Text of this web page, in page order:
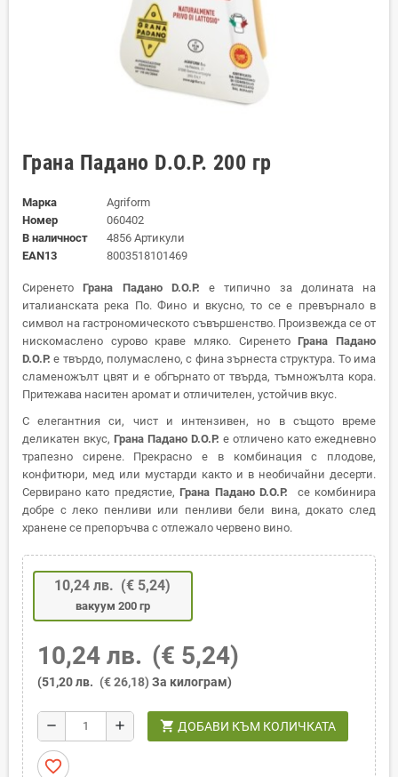
Грана Падано D.O.P. 200 гр
Марка
Agriform
Номер
060402
В наличност
4856 Артикули
EAN13
8003518101469
СиренетоГрана Падано D.O.P. е типично за долината на
италианската река По. Фино и вкусно, то се е превърнало в
символ на гастрономическото съвършенство. Произвежда се от
нискомаслено сурово краве мляко. СиренетоГрана Падано
D.O.P. е твърдо, полумаслено, с фина зърнеста структура. То има
сламеножълт цвят и е обгърнато от твърда, тъмножълта кора.
Притежава наситен аромат и отличителен, устойчив вкус.
С елегантния си, чист и интензивен, но в същото време
деликатен вкус, Грана Падано D.O.P. е отличено като ежедневно
трапезно сирене. Прекрасно е в комбинация с плодове,
конфитюри, мед или мустарди както и в необичайни десерти.
Сервирано като предястие,Грана Падано D.O.P.
се комбинира
добре с леко пенливи или пенливи бели вина, докато след
хранене се препоръчва с отлежало червено вино.
10,24 лв. (€ 5,24)
вакуум 200 гр
10,24 лв. (€ 5,24)
(51,20 лв. (€ 26,18) За килограм)
remove add shopping_cart ДОБАВИ КЪМ КОЛИЧКАТА
favorite_border